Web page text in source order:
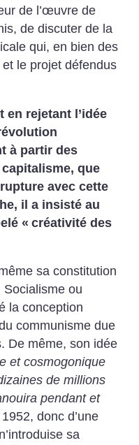
de l’œuvre de
de discuter de la
qui, en bien des
le projet défendus
en rejetant l’idée
à partir des
que
avec cette
il a insisté au
« créativité des
sa constitution
ou
la conception
communisme due
De même, son idée
et cosmogonique
de millions
pendant et
donc d’une
sa